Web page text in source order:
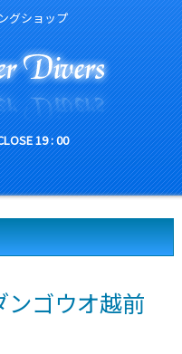
グショップ
19 : 00
ゴウオ越前